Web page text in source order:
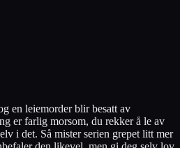
en leiemorder blir besatt av
er farlig morsom, du rekker å le av
i det. Så mister serien grepet litt mer